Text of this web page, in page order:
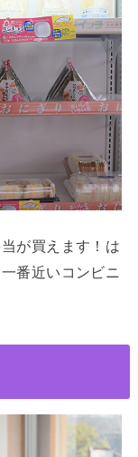
が買えます！は
番近いコンビニ